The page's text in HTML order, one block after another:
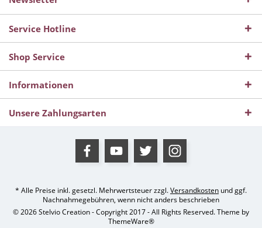
Service Hotline
Shop Service
Informationen
Unsere Zahlungsarten
* Alle Preise inkl. gesetzl. Mehrwertsteuer zzgl.Versandkosten und ggf.
Nachnahmegebühren, wenn nicht anders beschrieben
© 2026 Stelvio Creation - Copyright 2017 - All Rights Reserved. Theme by
ThemeWare®